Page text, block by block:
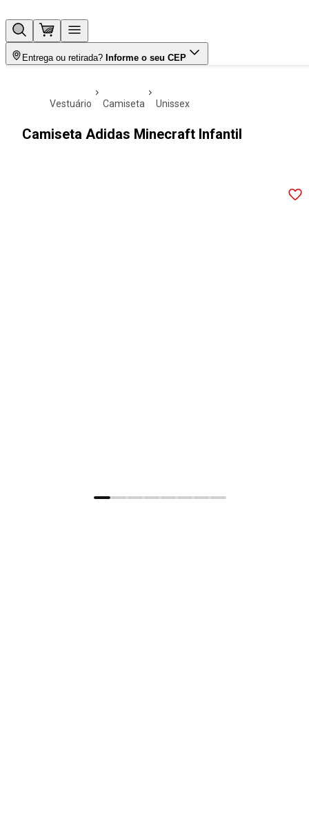
Entrega ou retirada? Informe o seu CEP
vestuário camiseta unissex
Camiseta Adidas Minecraft Infantil